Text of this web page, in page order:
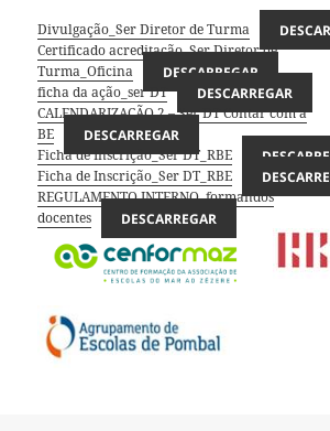
Divulgação_Ser Diretor de Turma
Certificado acreditação_Ser Diretor de
Turma_Oficina
DESCARREGAR
ficha da ação_ser DT
DESCARREGAR
CALENDARIZAÇÃO 2 – Ser DT Contar com a
BE
DESCARREGAR
Ficha de Inscrição_Ser DT_RBE
Ficha de Inscrição_Ser DT_RBE
REGULAMENTO INTERNO_formandos
docentes
DESCARREGAR